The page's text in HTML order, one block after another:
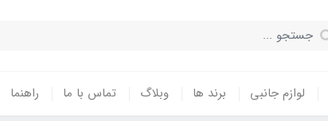
لوازم جانبی برند ها وبلاگ تماس با ما راهنما